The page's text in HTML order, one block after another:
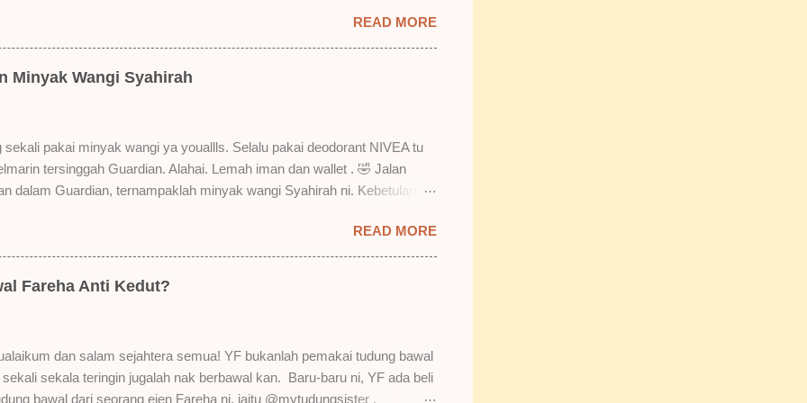
Setelah dicuba dengan pelbagai cara, aku jumpa beberapa sebab
suka liquid lipstick ni dan kenapa aku tak berapa suka juga. Tapi mostly
part tak suka tu boleh adjust. Don't worry! Aku start dengan yang
ek! Pros 1) OMG! Ringan gila tekstur dia bila dah kering. Serious! 2)
Tapi tak tahu lah kalau dah minum bergelas-gelas dan makan
pinggan. 4) Senang nak cuci. Tak perl...
READ MORE
Minyak Wangi Syahirah
sekali pakai minyak wangi ya youallls. Selalu pakai deodorant NIVEA tu
tersinggah Guardian. Alahai. Lemah iman dan wallet . 🤣 Jalan
dalam Guardian, ternampaklah minyak wangi Syahirah ni. Kebetulan
tak pakai perfume , ambil lah satu yang warna keunguan ni dengan
tak tahu lah wangian dia tu tahan lama ke tak. Warna ungu ni
ya anak-anak semua. Bau sweet-sweet gitu. Lembut je.
ada lagi. Wehuuu. YF suka gila kot! Hahahaha! Bukan apa. Kita pun tak
diri sendiri masam macam bau budak sekolah balik rumah kan.
READ MORE
Fareha Anti Kedut?
dan salam sejahtera semua! YF bukanlah pemakai tudung bawal
sekali sekala teringin jugalah nak berbawal kan. Baru-baru ni, YF ada beli
bawal dari seorang ejen Fareha ni, iaitu @mytudungsister .